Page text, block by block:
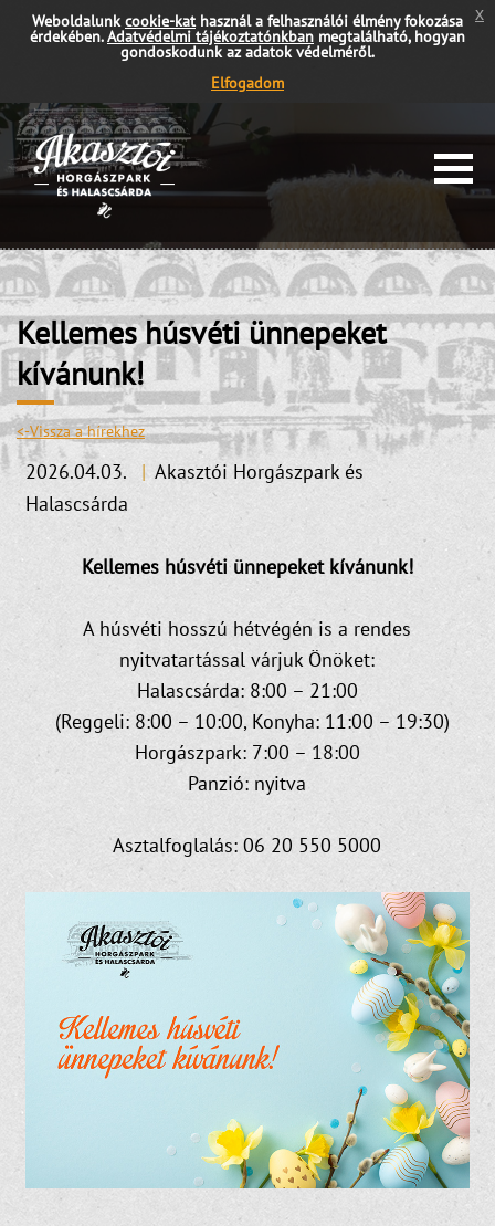
Weboldalunkcookie-kathasznál a felhasználói élmény fokozása
érdekében.Adatvédelmi tájékoztatónkban megtalálható, hogyan
gondoskodunk az adatok védelméről.
Elfogadom
x
Kellemes húsvéti ünnepeket
kívánunk!
<-Vissza a hírekhez
2026.04.03. | Akasztói Horgászpark és
Halascsárda
Kellemes húsvéti ünnepeket kívánunk!
A húsvéti hosszú hétvégén is a rendes
nyitvatartással várjuk Önöket:
Halascsárda: 8:00 – 21:00
(Reggeli: 8:00 – 10:00, Konyha: 11:00 – 19:30)
Horgászpark: 7:00 – 18:00
Panzió: nyitva
Asztalfoglalás: 06 20 550 5000